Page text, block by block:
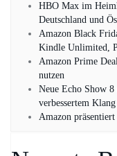
HBO Max im
Deutschland und
Amazon Black
Kindle Unlimited,
Amazon Prime
nutzen
Neue Echo Show
verbessertem
Amazon